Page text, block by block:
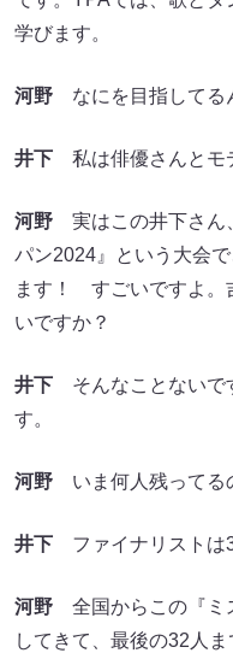
学びます。
河野 なにを目指してる
井下 私は俳優さんとモ
河野 実はこの井下さん
パン2024』という大会
ます！ すごいですよ。
いですか？
井下 そんなことないで
す。
河野 いま何人残ってる
井下 ファイナリストは
河野 全国からこの『ミ
してきて、最後の32人